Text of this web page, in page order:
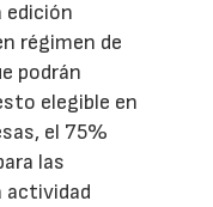
edición
régimen de
podrán
elegible en
el 75%
las
actividad